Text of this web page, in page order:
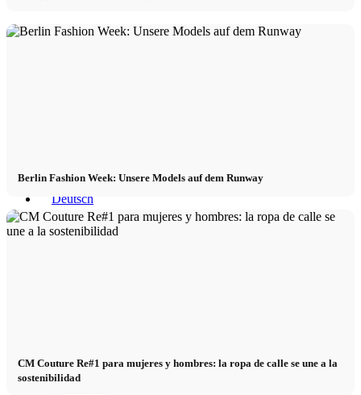
Berlin Fashion Week: Unsere Models auf dem Runway
CM Couture Re#1 para mujeres y hombres: la ropa de calle se une a la
sostenibilidad